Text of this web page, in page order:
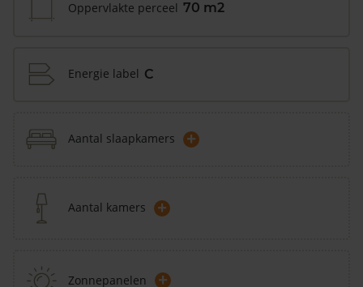
Oppervlakte perceel 70 m2
Energie label C
Aantal slaapkamers +
Aantal kamers +
Zonnepanelen +